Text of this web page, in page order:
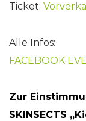
Ticket:
Alle Infos:
FACEBOOK
Zur
SKINSECTS